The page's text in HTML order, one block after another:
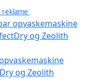
reklame
og Zeolith